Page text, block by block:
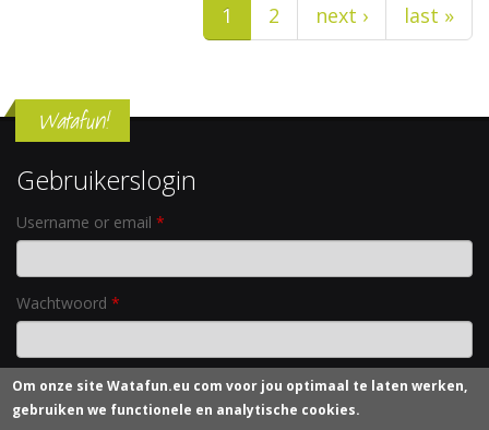
1 2 next › last »
Watafun!
Gebruikerslogin
Username or email *
Wachtwoord *
Nieuw wachtwoord aanvragen
Om onze siteWatafun.eu com voor jou optimaal te laten werken,
gebruiken we functionele en analytische cookies.